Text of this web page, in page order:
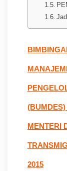
(BUMDES)
MENTERI
2015